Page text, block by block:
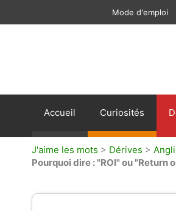
Mode d'emploi
Accueil Curiosités
J'aime les mots > Dérives >
Pourquoi dire : "ROI" ou "Return